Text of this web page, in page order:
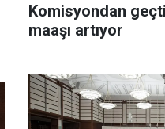
Komisyondan
maaşı artıyor